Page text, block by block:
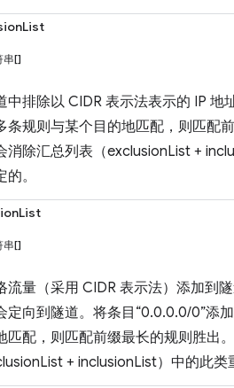
串[]
中排除以 CIDR 表示法表示的 IP 地
条规则与某个目的地匹配，则匹配
消除汇总列表（exclusionList +
。
串[]
流量（采用 CIDR 表示法）添加到
定向到隧道。将条目“0.0.0.0/0”添
匹配，则匹配前缀最长的规则胜出
+ inclusionList）中的此